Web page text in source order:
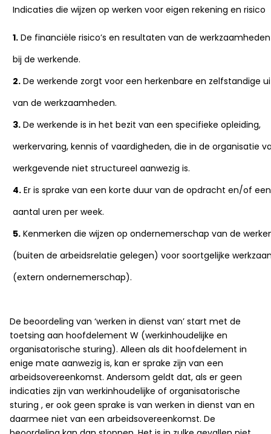
Indicaties die wijzen op werken voor eigen rekening en risico
1. De financiële risico’s en resultaten van de
bij de werkende.
2. De werkende zorgt voor een herkenbare en zelfstandige
van de werkzaamheden.
3. De werkende is in het bezit van een specifieke opleiding,
werkervaring, kennis of vaardigheden, die in de organisatie
werkgevende niet structureel aanwezig is.
4. Er is sprake van een korte duur van de opdracht en/of
aantal uren per week.
5. Kenmerken die wijzen op ondernemerschap van de
(buiten de arbeidsrelatie gelegen) voor soortgelijke
(extern ondernemerschap).
De beoordeling van ‘werken in dienst van’ start met de
toetsing aan hoofdelement W (werkinhoudelijke en
organisatorische sturing). Alleen als dit hoofdelement in
enige mate aanwezig is, kan er sprake zijn van een
arbeidsovereenkomst. Andersom geldt dat, als er geen
indicaties zijn van werkinhoudelijke of organisatorische
sturing , er ook geen sprake is van werken in dienst van en
daarmee niet van een arbeidsovereenkomst. De